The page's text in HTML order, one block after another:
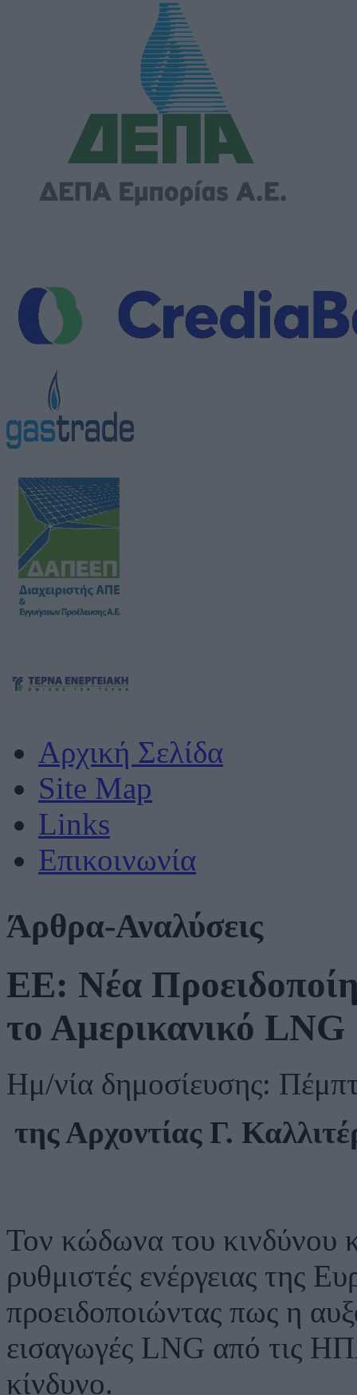
Αρχική Σελίδα
Site Map
Links
Επικοινωνία
Άρθρα-Αναλύσεις
ΕΕ: Νέα
το Αμερικανικό LNG
Ημ/νία δημοσίευσης:
της Αρχοντίας Γ.
Τον κώδωνα του κινδύνου
ρυθμιστές ενέργειας της
προειδοποιώντας πως η
εισαγωγές LNG από τις
κίνδυνο.